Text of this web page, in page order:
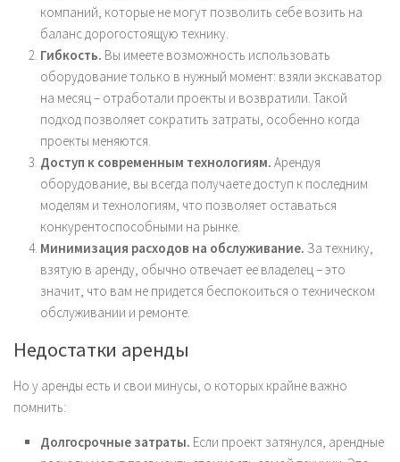
компаний, которые не могут позволить себе возить на
баланс дорогостоящую технику.
Гибкость. Вы имеете возможность использовать
оборудование только в нужный момент: взяли экскаватор
на месяц – отработали проекты и возвратили. Такой
подход позволяет сократить затраты, особенно когда
проекты меняются.
Доступ к современным технологиям. Арендуя
оборудование, вы всегда получаете доступ к последним
моделям и технологиям, что позволяет оставаться
конкурентоспособными на рынке.
Минимизация расходов на обслуживание. За технику,
взятую в аренду, обычно отвечает ее владелец – это
значит, что вам не придется беспокоиться о техническом
обслуживании и ремонте.
Недостатки аренды
Но у аренды есть и свои минусы, о которых крайне важно
помнить:
Долгосрочные затраты. Если проект затянулся, арендные